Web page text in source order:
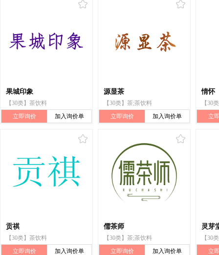
果城印象
【30类】茶饮料
立即询价
加入询价单
源显茶
【30类】茶;茶饮料
立即询价
加入询价单
情怀
【30
立
贡祺
【30类】茶饮料
立即询价
加入询价单
儒茶师
【30类】茶;茶饮料
立即询价
加入询价单
灵芽
【30
立